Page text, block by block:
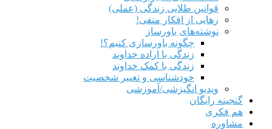
قوانین طلایی زندگی (عملی)
رهایی از افکار منفی!
نوشته‌های باورساز
چگونه باورسازی کنیم؟!
زندگی با اراده خداوند
زندگی با کمک خداوند
خودشناسی و تغییر شخصیت
ویدیو انگیزشی/آموزشی
گنجینه رایگان
هم‌ فکری
مشاوره